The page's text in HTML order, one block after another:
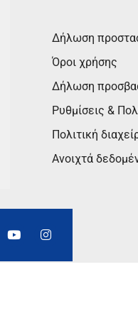
Δήλωση
Όροι χρήσης
Δήλωση
Ρυθμίσεις &
Πολιτική
Ανοιχτά